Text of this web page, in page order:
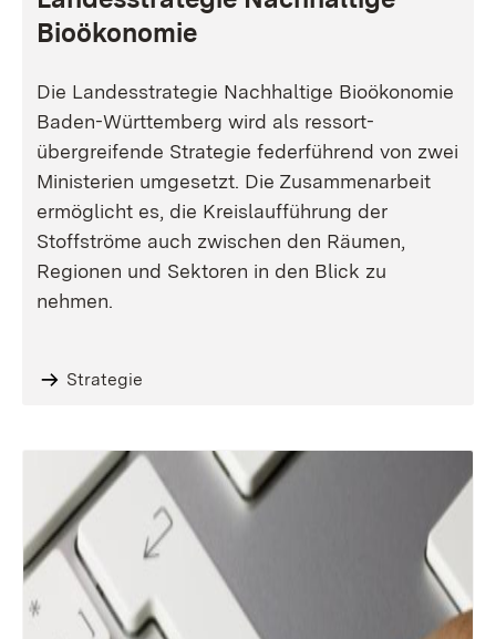
Bioökonomie
Die Landesstrategie Nachhaltige Bioökonomie
Baden-Württemberg wird als ressort-
übergreifende Strategie federführend von zwei
Ministerien umgesetzt. Die Zusammenarbeit
ermöglicht es, die Kreislaufführung der
Stoffströme auch zwischen den Räumen,
Regionen und Sektoren in den Blick zu
nehmen.
Strategie